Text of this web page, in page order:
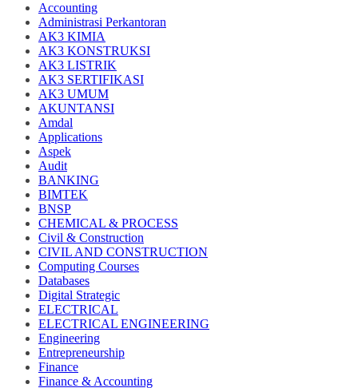
Accounting
Administrasi Perkantoran
AK3 KIMIA
AK3 KONSTRUKSI
AK3 LISTRIK
AK3 SERTIFIKASI
AK3 UMUM
AKUNTANSI
Amdal
Applications
Aspek
Audit
BANKING
BIMTEK
BNSP
CHEMICAL & PROCESS
Civil & Construction
CIVIL AND CONSTRUCTION
Computing Courses
Databases
Digital Strategic
ELECTRICAL
ELECTRICAL ENGINEERING
Engineering
Entrepreneurship
Finance
Finance & Accounting